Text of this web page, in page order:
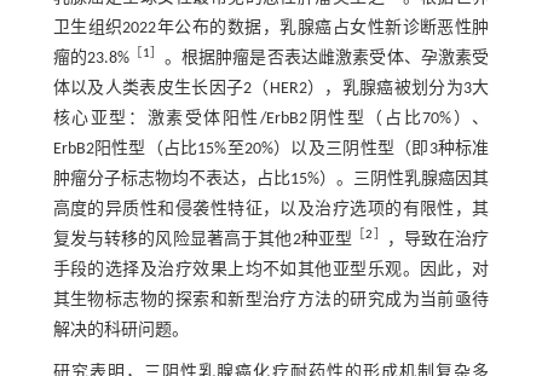
卫生组织2022年公布的数据，乳腺癌占女性新诊断恶性肿
瘤的23.8%
1
。根据肿瘤是否表达雌激素受体、孕激素受
体以及人类表皮生长因子2（HER2），乳腺癌被划分为3大
核心亚型：激素受体阳性/ErbB2阴性型（占比70%）、
ErbB2阳性型（占比15%至20%）以及三阴性型（即3种标准
肿瘤分子标志物均不表达，占比15%）。三阴性乳腺癌因其
高度的异质性和侵袭性特征，以及治疗选项的有限性，其
复发与转移的风险显著高于其他2种亚型 ［2
，导致在治疗
手段的选择及治疗效果上均不如其他亚型乐观。因此，对
其生物标志物的探索和新型治疗方法的研究成为当前亟待
解决的科研问题。